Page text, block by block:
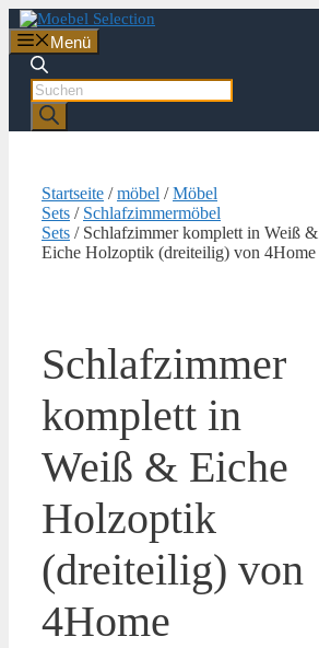
Zum
Inhalt
springen
Menü
Products
search
Startseite /möbel /Möbel
Sets / Schlafzimmermöbel
Sets / Schlafzimmer komplett in Weiß &
Eiche Holzoptik (dreiteilig) von 4Home
Schlafzimmer
komplett in
Weiß & Eiche
Holzoptik
(dreiteilig) von
4Home